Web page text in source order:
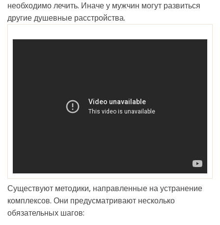
необходимо лечить. Иначе у мужчин могут развиться
другие душевные расстройства.
Существуют методики, направленные на устранение
комплексов. Они предусматривают несколько
обязательных шагов: